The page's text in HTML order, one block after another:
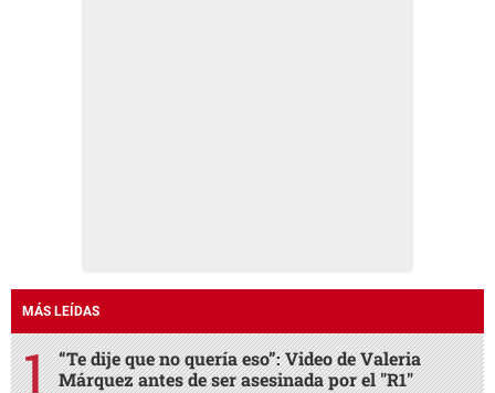
MÁS LEÍDAS
“Te dije que no quería eso”: Video de Valeria
Márquez antes de ser asesinada por el "R1"